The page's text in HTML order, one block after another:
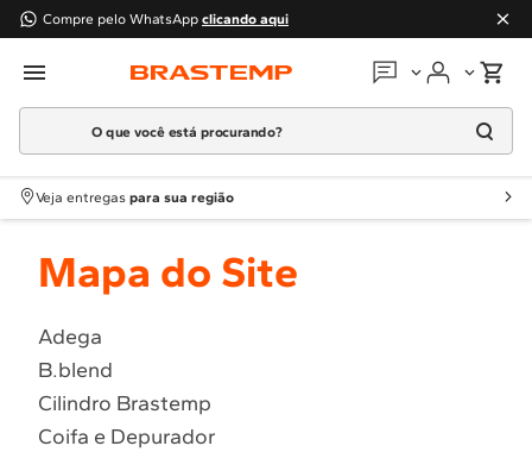
Compre pelo WhatsApp clicando aqui
Em que podemos
Atendimento Brastemp
O que você está procurando?
Veja entregas para sua região
Mapa do Site
Adega
B.blend
Cilindro Brastemp
Coifa e Depurador
1º geladeira
2º
fogao
4º lava louça
5º cooktop
6